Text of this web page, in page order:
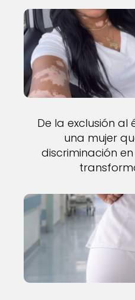
De la exclusión al
una mujer
discriminación